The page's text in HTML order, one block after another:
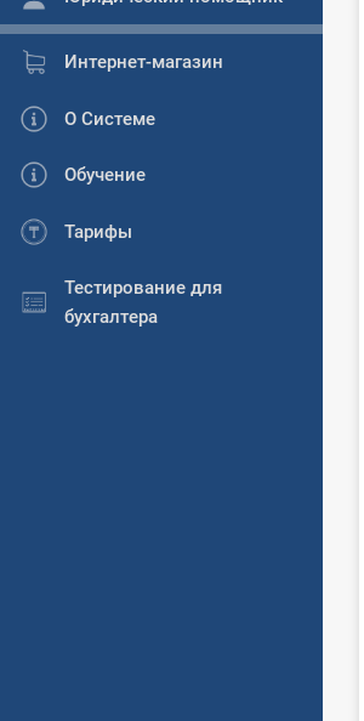
Интернет-магазин
О Системе
Обучение
Тарифы
Тестирование для
бухгалтера